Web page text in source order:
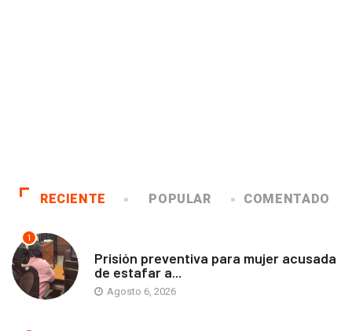
RECIENTE POPULAR COMENTADO
1
Prisión preventiva para mujer acusada
de estafar a...
Agosto 6, 2026